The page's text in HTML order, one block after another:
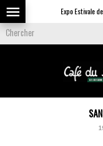
Expo Estivale